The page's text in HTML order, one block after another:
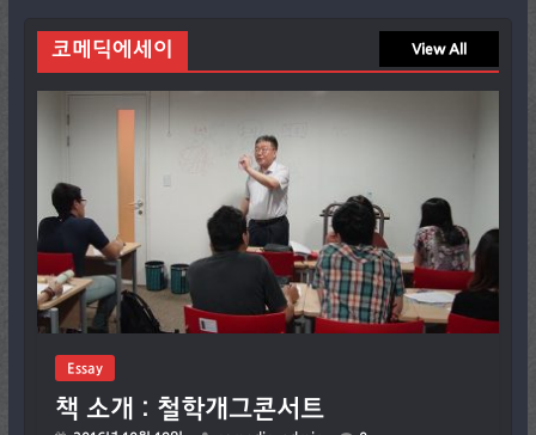
코메딕에세이 View All
Essay
책 소개 : 철학개그콘서트